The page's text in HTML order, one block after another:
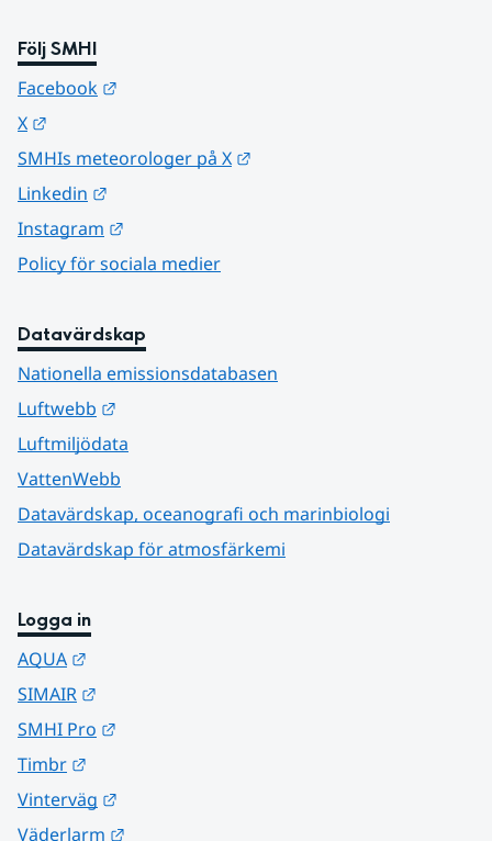
Följ SMHI
Facebook
X
SMHIs meteorologer på X
Linkedin
Instagram
Policy för sociala medier
Datavärdskap
Nationella emissionsdatabasen
Luftwebb
Luftmiljödata
VattenWebb
Datavärdskap, oceanografi och marinbiologi
Datavärdskap för atmosfärkemi
Logga in
AQUA
SIMAIR
SMHI Pro
Timbr
Vinterväg
Väderlarm